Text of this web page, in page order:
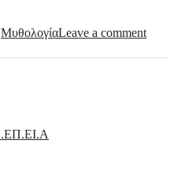
ΜυθολογίαLeave a comment